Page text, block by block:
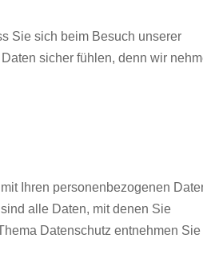
Sie sich beim Besuch unserer
sicher fühlen, denn wir
Ihren personenbezogenen
alle Daten, mit denen Sie
Datenschutz entnehmen Sie